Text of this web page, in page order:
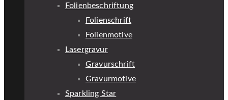
Folienbeschriftung
Folienschrift
Folienmotive
Lasergravur
Gravurschrift
Gravurmotive
Sparkling Star